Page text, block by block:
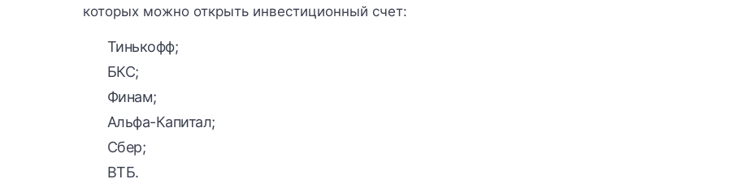
которых можно открыть инвестиционный счет:
Тинькофф;
БКС;
Финам;
Альфа-Капитал;
Сбер;
ВТБ.